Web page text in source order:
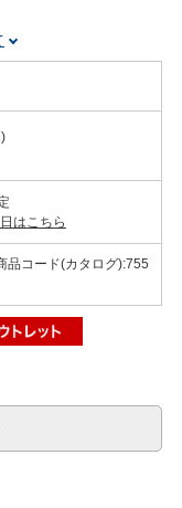
はこちら
品コード(カタログ):755